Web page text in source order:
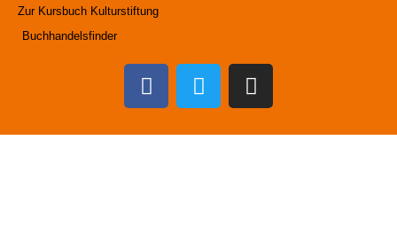
Zur Kursbuch Kulturstiftung
Buchhandelsfinder